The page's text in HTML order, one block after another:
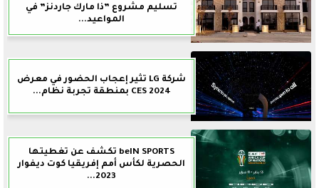
تسليم مشروع ”ذا مارك جاردنز” في
المواعيد...
شركة LG تثير إعجاب الحضور في معرض
CES 2024 بمنطقة تجربة نظام...
beIN SPORTS تكشف عن تغطيتها
الحصرية لكأس أمم إفريقيا كوت ديفوار
2023...